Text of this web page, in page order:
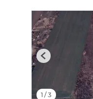
1 /3
Previous